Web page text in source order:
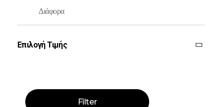
Διάφορα
Επιλογή Τιμής
Filter